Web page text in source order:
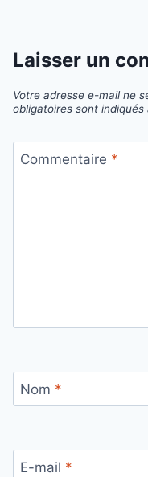
Laisser un
Votre adresse e-mail ne
obligatoires sont indiqués
Commentaire *
Nom *
E-mail *